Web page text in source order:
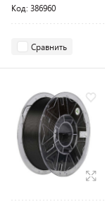
Код: 386960
Сравнить